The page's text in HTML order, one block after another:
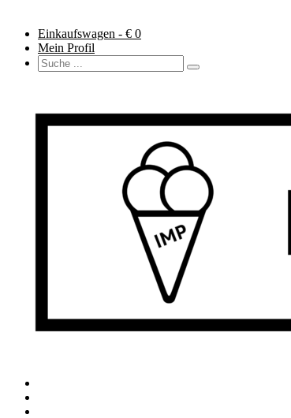
Einkaufswagen - € 0
Mein Profil